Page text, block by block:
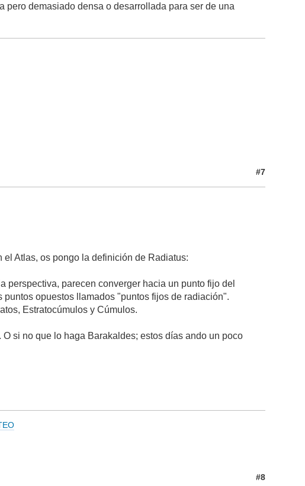
pero demasiado densa o desarrollada para ser de una
#7
Atlas, os pongo la definición de Radiatus:
parecen converger hacia un punto fijo del
opuestos llamados "puntos fijos de radiación".
Estratocúmulos y Cúmulos.
si no que lo haga Barakaldes; estos días ando un poco
#8